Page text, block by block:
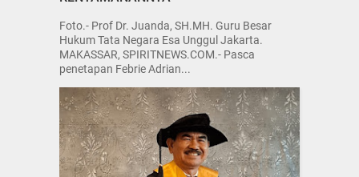
Foto.- Prof Dr. Juanda, SH.MH. Guru Besar
Hukum Tata Negara Esa Unggul Jakarta.
MAKASSAR, SPIRITNEWS.COM.- Pasca
penetapan Febrie Adrian...